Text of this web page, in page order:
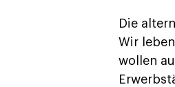
Die
Wir
wollen